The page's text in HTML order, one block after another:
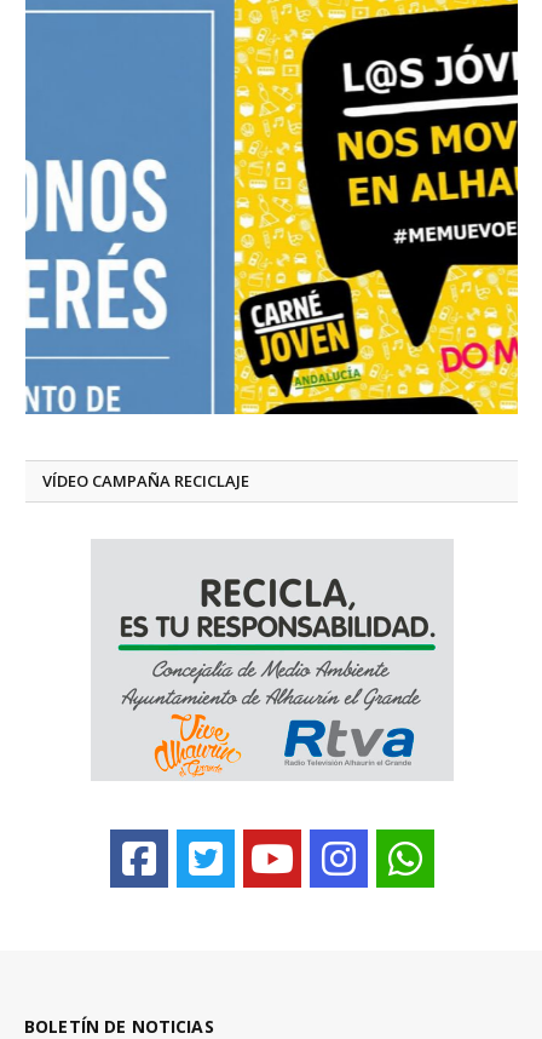
VÍDEO CAMPAÑA RECICLAJE
BOLETÍN DE NOTICIAS